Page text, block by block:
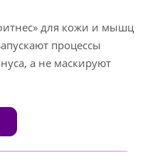
для кожи и мышц
процессы
а не маскируют